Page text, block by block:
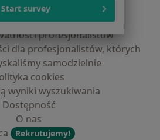
Regulamin
pacjentów
profesjonalistów
dla profesjonalistów, których
samodzielnie
cookies
wyniki wyszukiwania
Dostępność
O nas
Rekrutujemy!
Start survey